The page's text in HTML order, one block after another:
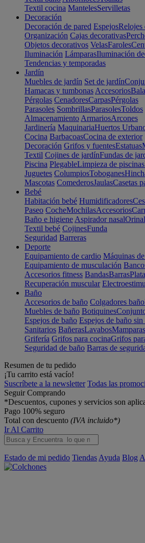
Textil cocina MantelesServilletas
Decoración
Decoración de pared EspejosRelojes
Organización Cajas decorativas
Objetos decorativos VelasFaroles
Iluminación LámparasIluminación
Tendencias y temporadas
Jardín
Muebles de jardín Set de jardín
Hamacas y tumbonas Accesorios
Pérgolas CenadoresCarpasPérgolas
Parasoles SombrillasParasolesToldos
Almacenamiento ArmariosArcones
Jardinería MaquinariaHuertos
Cocina BarbacoasCocina de exterior
Decoración Grifos y fuentesEstatuas
Textil Cojines de jardínFundas de
Piscina PlegableLimpieza de piscinas
Juguetes ColumpiosToboganes
Mascotas ComederosJaulasCasetas
Bebé
Habitación bebé Humidificadores
Paseo CocheMochilasAccesorios
Baño e higiene Aspirador nasal
Textil bebé CojinesFunda
Seguridad Barreras
Deporte
Equipamiento de cardio Máquinas
Equipamiento de musculación
Accesorios fitness BandasBarras
Recuperación muscular
Baño
Accesorios de baño Colgadores baño
Muebles de baño Botiquines
Espejos de baño Espejos de baño
Sanitarios BañerasLavabosMamparas
Grifería Grifos para cocinaGrifos
Seguridad de baño Barras de
Resumen de tu pedido
¡Tu carrito está vacío!
Suscríbete a la newsletter Todas las
Seguir Comprando
*Descuentos, cupones y servicios son
Pago 100% seguro
Total con descuento (IVA incluido*)
Ir Al Carrito
Estado de mi pedido Tiendas Ayuda Blog